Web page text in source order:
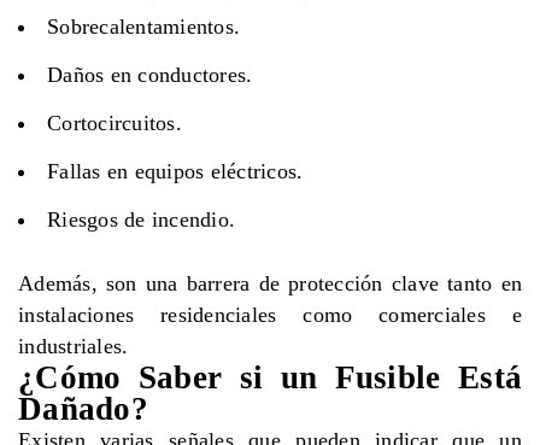
Sobrecalentamientos.
Daños en conductores.
Cortocircuitos.
Fallas en equipos eléctricos.
Riesgos de incendio.
Además, son una barrera de protección clave tanto en
instalaciones residenciales como comerciales e
industriales.
¿Cómo Saber si un Fusible Está
Dañado?
Existen varias señales que pueden indicar que un